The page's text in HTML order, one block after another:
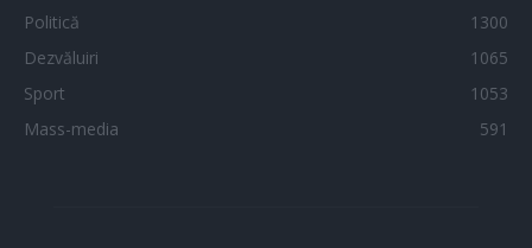
Politică
1300
Dezvăluiri
1065
Sport
1053
Mass-media
591